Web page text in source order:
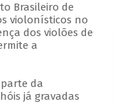
Brasileiro de
violonísticos no
dos violões de
a
da
já gravadas